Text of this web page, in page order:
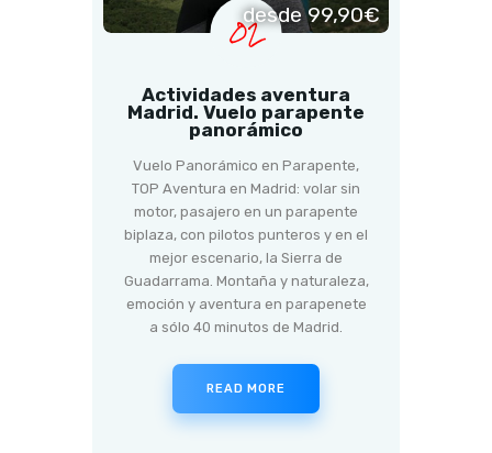
desde 99,90€
02
Actividades aventura
Madrid. Vuelo parapente
panorámico
Vuelo Panorámico en Parapente,
TOP Aventura en Madrid: volar sin
motor, pasajero en un parapente
biplaza, con pilotos punteros y en el
mejor escenario, la Sierra de
Guadarrama. Montaña y naturaleza,
emoción y aventura en parapenete
a sólo 40 minutos de Madrid.
READ MORE